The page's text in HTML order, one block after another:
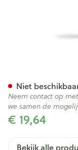
€ 19,64
Niet
Neem contact op
we samen de
Bekijk alle